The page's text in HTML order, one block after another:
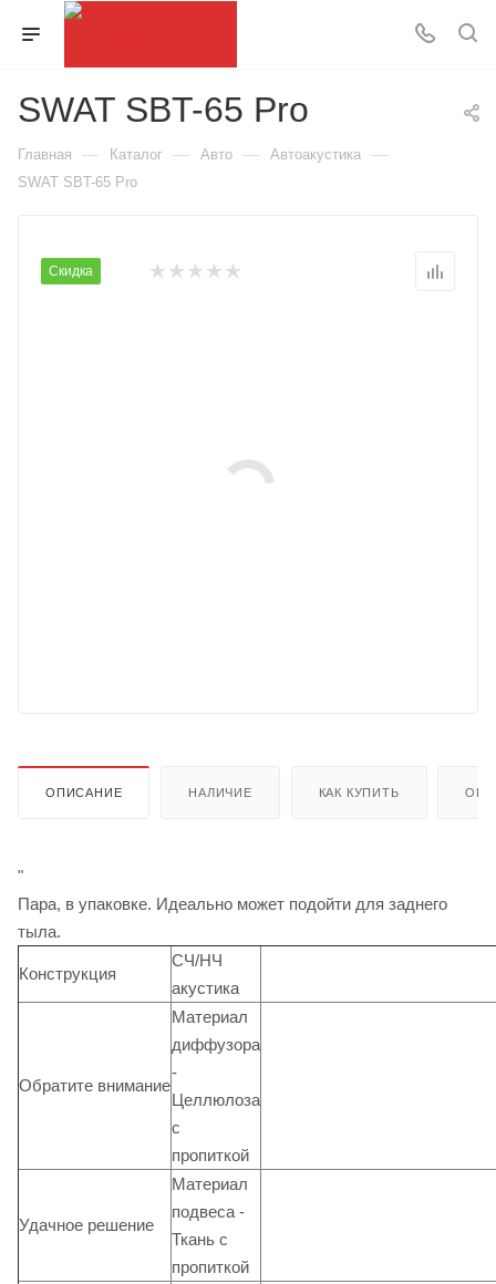
SWAT SBT-65 Pro
Главная — Каталог — Авто — Автоакустика —
SWAT SBT-65 Pro
Скидка
ОПИСАНИЕ НАЛИЧИЕ КАК КУПИТЬ
"
Пара, в упаковке. Идеально может подойти для заднего
тыла.
Конструкция
CЧ/НЧ
акустика
Обратите внимание
Материал
диффузора
-
Целлюлоза
с
пропиткой
Удачное решение
Материал
подвеса -
Ткань с
пропиткой